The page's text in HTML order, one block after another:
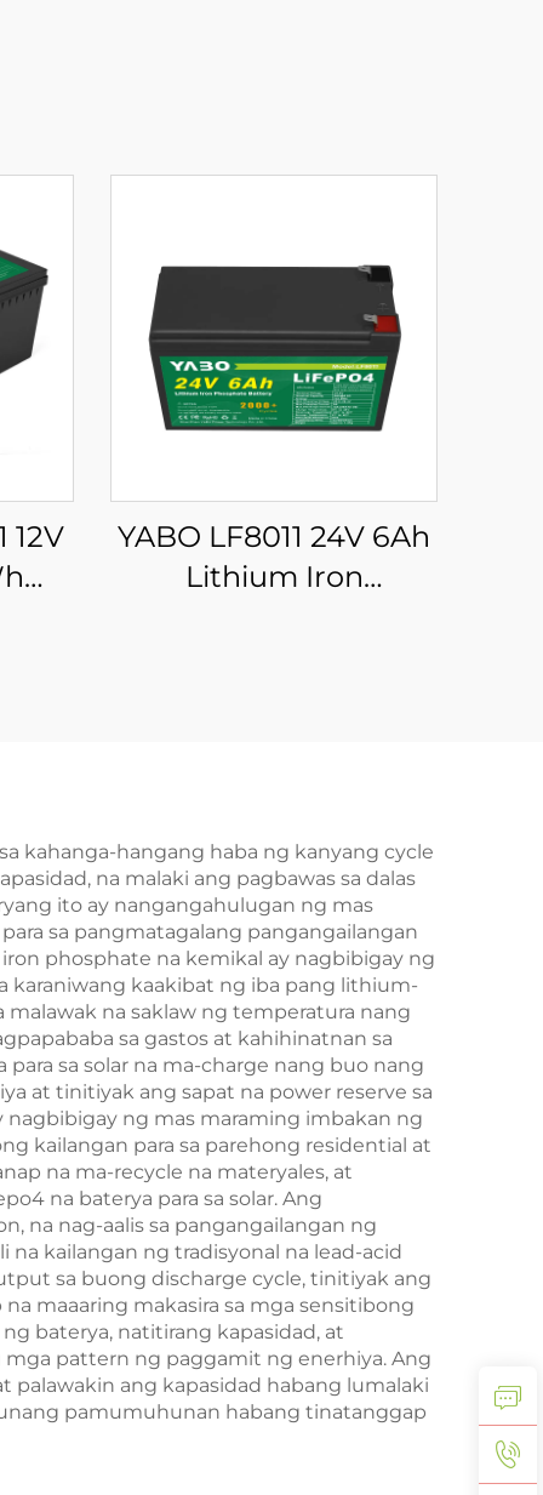
12V
YABO LF8011 24V 6Ah
Lithium Iron
kahanga-hangang haba ng kanyang cycle
na malaki ang pagbawas sa dalas
ito ay nangangahulugan ng mas
sa pangmatagalang pangangailangan
phosphate na kemikal ay nagbibigay ng
karaniwang kaakibat ng iba pang lithium-
malawak na saklaw ng temperatura nang
sa gastos at kahihinatnan sa
sa solar na ma-charge nang buo nang
at tinitiyak ang sapat na power reserve sa
ng mas maraming imbakan ng
kailangan para sa parehong residential at
na ma-recycle na materyales, at
na baterya para sa solar. Ang
na nag-aalis sa pangangailangan ng
kailangan ng tradisyonal na lead-acid
sa buong discharge cycle, tinitiyak ang
maaaring makasira sa mga sensitibong
baterya, natitirang kapasidad, at
pattern ng paggamit ng enerhiya. Ang
palawakin ang kapasidad habang lumalaki
pamumuhunan habang tinatanggap